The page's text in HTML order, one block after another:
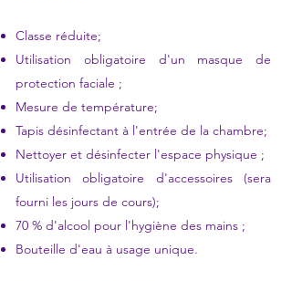
Classe réduite;
Utilisation obligatoire d'un masque de
protection faciale ;
Mesure de température;
Tapis désinfectant à l'entrée de la chambre;
Nettoyer et désinfecter l'espace physique ;
Utilisation obligatoire d'accessoires (sera
fourni les jours de cours);
70 % d'alcool pour l'hygiène des mains ;
Bouteille d'eau à usage unique.